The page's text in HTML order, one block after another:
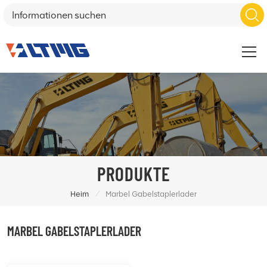
PRODUKTE
Heim / Marbel Gabelstaplerlader
MARBEL GABELSTAPLERLADER